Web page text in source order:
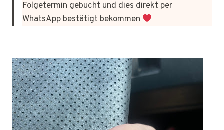
Folgetermin gebucht und dies direkt per
WhatsApp bestätigt bekommen